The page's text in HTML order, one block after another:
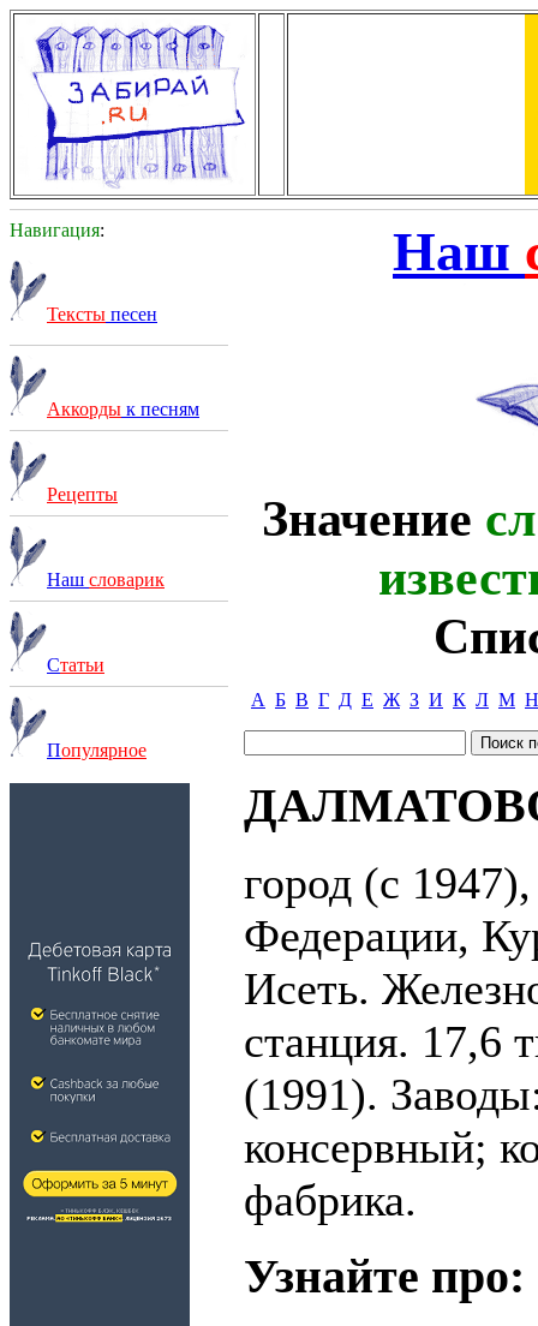
Навигация:
Тексты песен
Аккорды к песням
Рецепты
Наш словарик
Статьи
Популярное
Наш
Значение
А Б В Г Д Е Ж З И К Л М Н
город (с
Федерации,
Исеть.
станция. 17,6
(1991).
консервный;
фабрика.
Узнайте про: